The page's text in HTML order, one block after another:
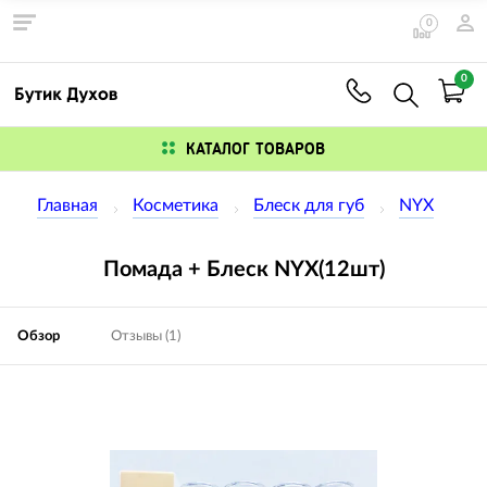
0
0
КАТАЛОГ ТОВАРОВ
Главная Косметика Блеск для губ NYX
Помада + Блеск NYX(12шт)
Обзор Отзывы (1)